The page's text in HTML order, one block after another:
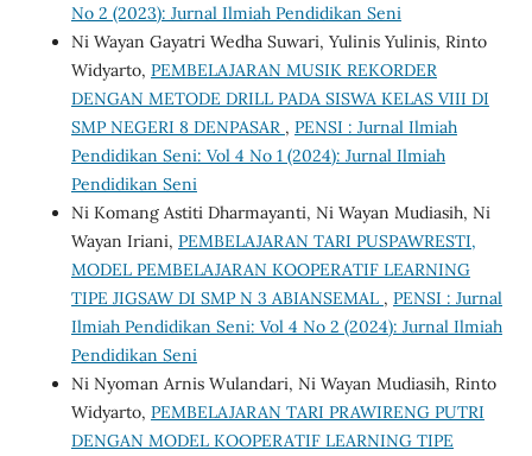
No 2 (2023): Jurnal Ilmiah Pendidikan Seni
Ni Wayan Gayatri Wedha Suwari, Yulinis Yulinis, Rinto
Widyarto, PEMBELAJARAN MUSIK REKORDER
DENGAN METODE DRILL PADA SISWA KELAS VIII DI
SMP NEGERI 8 DENPASAR , PENSI : Jurnal Ilmiah
Pendidikan Seni: Vol 4 No 1 (2024): Jurnal Ilmiah
Pendidikan Seni
Ni Komang Astiti Dharmayanti, Ni Wayan Mudiasih, Ni
Wayan Iriani, PEMBELAJARAN TARI PUSPAWRESTI,
MODEL PEMBELAJARAN KOOPERATIF LEARNING
TIPE JIGSAW DI SMP N 3 ABIANSEMAL , PENSI : Jurnal
Ilmiah Pendidikan Seni: Vol 4 No 2 (2024): Jurnal Ilmiah
Pendidikan Seni
Ni Nyoman Arnis Wulandari, Ni Wayan Mudiasih, Rinto
Widyarto, PEMBELAJARAN TARI PRAWIRENG PUTRI
DENGAN MODEL KOOPERATIF LEARNING TIPE